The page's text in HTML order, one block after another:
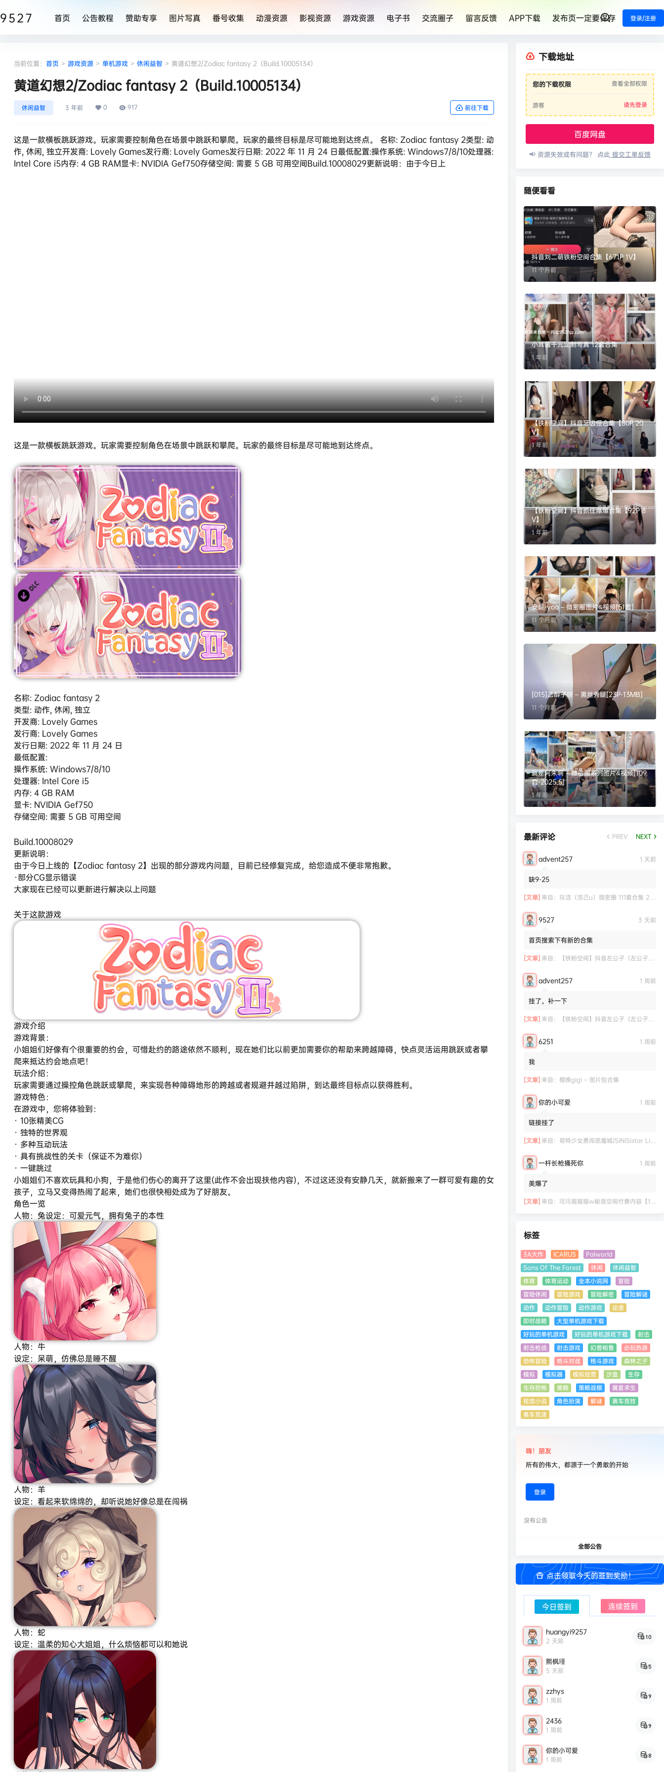
9527 登录/注册
首页 公告教程 赞助专享 图片写真 番号收集 动漫资源 影视资源 游戏资源 电子书 交流圈子 留言反馈 APP下载 发布页一定要保存
当前位置： 首页 > 游戏资源 > 单机游戏 > 休闲益智 > 黄道幻想2/Zodiac fantasy 2（Build.10005134）
黄道幻想2/Zodiac fantasy 2（Build.10005134）
休闲益智 3 年前 0 917 前往下载
这是一款横板跳跃游戏。玩家需要控制角色在场景中跳跃和攀爬。玩家的最终目标是尽可能地到达终点。 名称: Zodiac fantasy 2类型: 动
作, 休闲, 独立开发商: Lovely Games发行商: Lovely Games发行日期: 2022 年 11 月 24 日最低配置:操作系统: Windows7/8/10处理器:
Intel Core i5内存: 4 GB RAM显卡: NVIDIA Gef750存储空间: 需要 5 GB 可用空间Build.10008029更新说明：由于今日上
这是一款横板跳跃游戏。玩家需要控制角色在场景中跳跃和攀爬。玩家的最终目标是尽可能地到达终点。
名称: Zodiac fantasy 2
类型: 动作, 休闲, 独立
开发商: Lovely Games
发行商: Lovely Games
发行日期: 2022 年 11 月 24 日
最低配置:
操作系统: Windows7/8/10
处理器: Intel Core i5
内存: 4 GB RAM
显卡: NVIDIA Gef750
存储空间: 需要 5 GB 可用空间
Build.10008029
更新说明：
由于今日上线的【Zodiac fantasy 2】出现的部分游戏内问题，目前已经修复完成，给您造成不便非常抱歉。
·部分CG显示错误
大家现在已经可以更新进行解决以上问题
关于这款游戏
游戏介绍
游戏背景：
小姐姐们好像有个很重要的约会，可惜赴约的路途依然不顺利，现在她们比以前更加需要你的帮助来跨越障碍，快点灵活运用跳跃或者攀
爬来抵达约会地点吧！
玩法介绍：
玩家需要通过操控角色跳跃或攀爬，来实现各种障碍地形的跨越或者规避并越过陷阱，到达最终目标点以获得胜利。
游戏特色：
在游戏中，您将体验到：
· 10张精美CG
· 独特的世界观
· 多种互动玩法
· 具有挑战性的关卡（保证不为难你）
· 一键跳过
小姐姐们不喜欢玩具和小狗，于是他们伤心的离开了这里(此作不会出现扶他内容)，不过这还没有安静几天，就新搬来了一群可爱有趣的女
孩子，立马又变得热闹了起来，她们也很快相处成为了好朋友。
角色一览
人物：兔设定：可爱元气，拥有兔子的本性
人物：牛
设定：呆萌，仿佛总是睡不醒
人物：羊
设定：看起来软绵绵的，却听说她好像总是在闯祸
人物：蛇
设定：温柔的知心大姐姐，什么烦恼都可以和她说
下载地址
您的下载权限 查看全部权限
游客 请先登录
百度网盘
📢 资源失效或有问题？ 点此 提交工单反馈
随便看看
抖音刘二萌铁粉空间合集【671P 1V】
11 个月前
小耳酱千元定制写真 12套合集
1 年前
【铁粉空间】抖音牙齿怪合集【80P 20
V】
1 年前
【铁粉空间】抖音抓住爆爆合集【92P 8
V】
1 年前
安妮-yoo – 微密圈图片&视频[51套]
11 个月前
[015]乙醇子呀 – 黑丝秀腿[23P-13MB]
11 个月前
就是阿朱啊 – 微密圈系列图片&视频[109
套-2025.5]
1 年前
最新评论 PREV NEXT
advent257 1 天前
缺9-25
[文章] 来自： 筱洁（洁己u）微密圈 111套合集 20.3G
9527 3 天前
首页搜索下有新的合集
[文章] 来自： 【铁粉空间】抖音左公子（左公子666）合集【2063P 181V】
advent257 1 周前
挂了。补一下
[文章] 来自： 【铁粉空间】抖音左公子（左公子666）合集【2063P 181V】
6251 1 周前
我
[文章] 来自： 樱晚gigi – 图片包合集
你的小可爱 1 周前
链接挂了
[文章] 来自： 哥特少女勇闯恶魔城/SiNiSistar Lite Version（Build.7793201+DLC+通关档）
一杆长枪捅死你 1 周前
美爆了
[文章] 来自： 瑶瑶摇摇摇w秘语空间付费内容【11.06】
标签
3A大作 ICARUS
Palworld
Sons Of The Forest
休闲
休闲益智
体育
体育运动 全本小说网
冒险
冒险休闲
冒险游戏 冒险解密
冒险解谜
动作
动作冒险 动作游戏
动漫
即时战略
大型单机游戏下载
好玩的单机游戏
好玩的单机游戏下载
射击
射击枪战
射击游戏 幻兽帕鲁
必玩热游
恐怖冒险
格斗对战 格斗游戏
森林之子
模拟
模拟器 模拟经营 沙盒
生存
生存恐怖
策略 策略战棋
翼星求生
视觉小说
角色扮演 解谜
赛车竞技
赛车竞速
嗨！朋友
所有的伟大，都源于一个勇敢的开始
登录
没有公告
全部公告
点击领取今天的签到奖励！
今日签到 连续签到
huangyi9257
2 天前 10
熙枫瑾
5 天前 5
zzhys
1 周前 9
2436
1 周前 9
你的小可爱
1 周前 8